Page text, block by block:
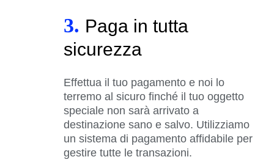
3. Paga in tutta
sicurezza
Effettua il tuo pagamento e noi lo
terremo al sicuro finché il tuo oggetto
speciale non sarà arrivato a
destinazione sano e salvo. Utilizziamo
un sistema di pagamento affidabile per
gestire tutte le transazioni.